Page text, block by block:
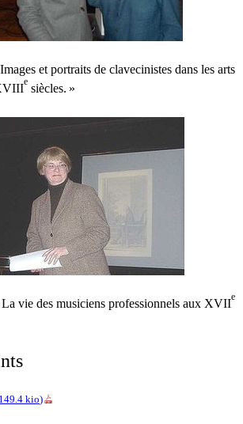
Images et portraits de clavecinistes dans les arts
e
siècles. »
La vie des musiciens professionnels aux XVII
e
149.4 kio)